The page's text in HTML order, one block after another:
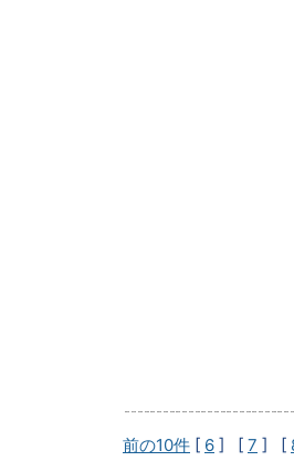
前の10件 [ 6 ] [ 7 ] [